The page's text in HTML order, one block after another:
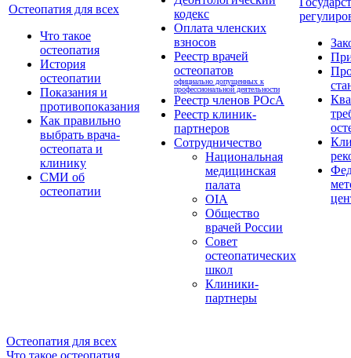
Остеопатия для всех
Что такое
остеопатия
История
остеопатии
Показания и
противопоказания
Как правильно
выбрать врача-
остеопата и
клинику
СМИ об
остеопатии
кодекс
Оплата членских
взносов
Реестр врачей
остеопатов
официально допущенных к
профессиональной деятельности
Реестр членов РОсА
Реестр клиник-
партнеров
Сотрудничество
Национальная
медицинская
палата
OIA
Общество
врачей России
Совет
остеопатических
школ
Клиники-
партнеры
Остеопатия для всех
Что такое остеопатия